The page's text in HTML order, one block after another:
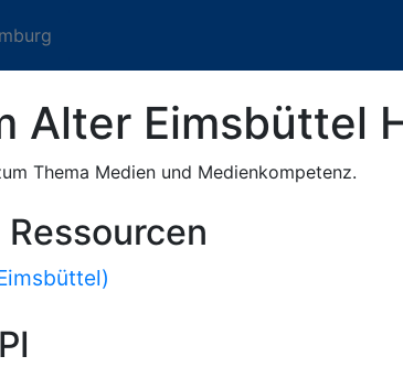
Alter Eimsbüttel
Thema Medien und Medienkompetenz.